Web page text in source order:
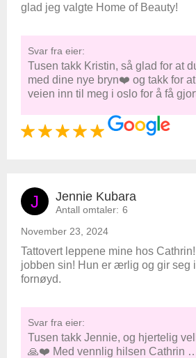
glad jeg valgte Home of Beauty!
Svar fra eier:
Tusen takk Kristin, så glad for at
med dine nye bryn❤️ og takk for
veien inn til meg i oslo for å få
J Jennie Kubara
Antall omtaler: 6
November 23, 2024
Tattovert leppene mine hos
jobben sin! Hun er ærlig og gir seg
fornøyd.
Svar fra eier:
Tusen takk Jennie, og hjertelig
🙏❤️ Med vennlig hilsen Cathrin